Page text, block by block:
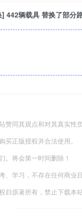
442辆载具 替换了部分
同其观点和对其真实性负
正版授权并合法使用。
。将会第一时间删除！
学习，不存在任何商业
归原著所有，禁止下载